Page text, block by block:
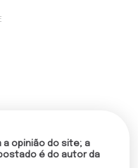
opinião do site; a
é do autor da